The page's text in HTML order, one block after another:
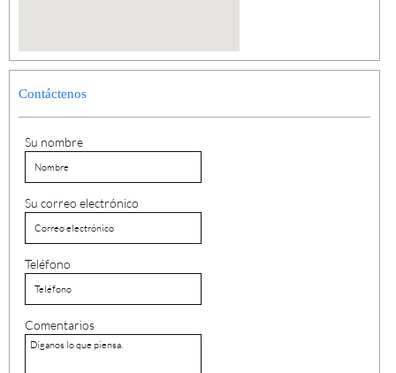
Contáctenos
Su nombre
Su correo electrónico
Teléfono
Comentarios